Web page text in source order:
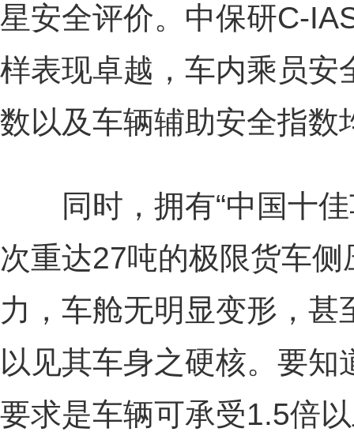
星安全评价。中保研C-
样表现卓越，车内乘员安
数以及车辆辅助安全指数
同时，拥有“中国十佳
次重达27吨的极限货车
力，车舱无明显变形，
以见其车身之硬核。要
要求是车辆可承受1.5倍